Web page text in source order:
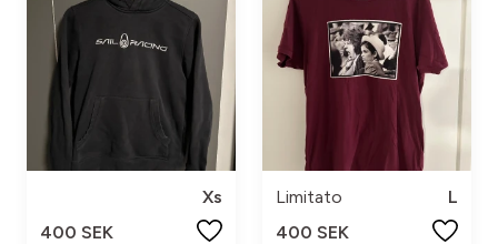
Xs
400 SEK
Limitato
L
400 SEK